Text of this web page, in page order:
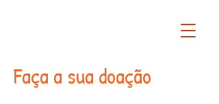
Faça a sua doação